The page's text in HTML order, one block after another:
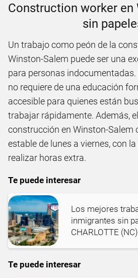
Construction worker en
sin
Un trabajo como peón de la
Winston-Salem puede ser una
para personas
no requiere de una educación
accesible para quienes están
trabajar rápidamente. Además,
construcción en Winston-Salem
estable de lunes a viernes, con
realizar horas extra.
Te puede interesar
Los mejores
inmigrantes sin
CHARLOTTE (NC)
Te puede interesar